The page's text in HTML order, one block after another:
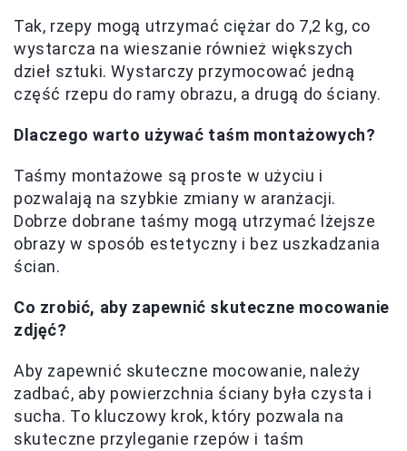
Tak, rzepy mogą utrzymać ciężar do 7,2 kg, co
wystarcza na wieszanie również większych
dzieł sztuki. Wystarczy przymocować jedną
część rzepu do ramy obrazu, a drugą do ściany.
Dlaczego warto używać taśm montażowych?
Taśmy montażowe są proste w użyciu i
pozwalają na szybkie zmiany w aranżacji.
Dobrze dobrane taśmy mogą utrzymać lżejsze
obrazy w sposób estetyczny i bez uszkadzania
ścian.
Co zrobić, aby zapewnić skuteczne mocowanie
zdjęć?
Aby zapewnić skuteczne mocowanie, należy
zadbać, aby powierzchnia ściany była czysta i
sucha. To kluczowy krok, który pozwala na
skuteczne przyleganie rzepów i taśm